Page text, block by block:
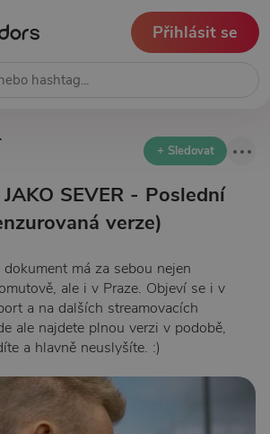
Přihlásit se
+ Sledovat
JAKO SEVER - Poslední
verze)
má za sebou nejen
ale i v Praze. Objeví se i v
a na dalších streamovacích
ale najdete plnou verzi v podobě,
a hlavně neuslyšíte. :)